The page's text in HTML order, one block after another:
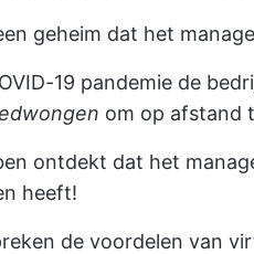
geheim dat het
19 pandemie de
om op afstand
ontdekt dat het
heeft!
de voordelen van